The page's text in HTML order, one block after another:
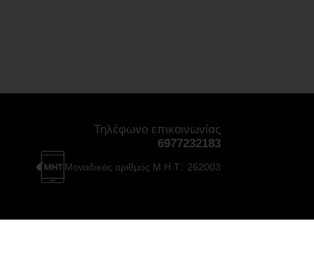
Τηλέφωνο επικοινωνίας
6977232183
Μοναδικός αριθμός Μ.Η.Τ.: 262003